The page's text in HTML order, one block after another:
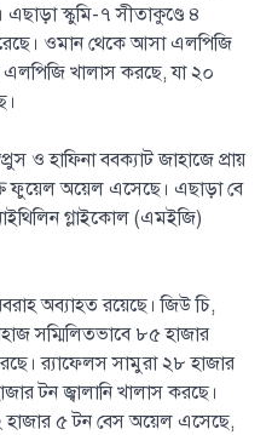
স্কুমি-৭ সীতাকুণ্ডে ৪
ওমান থেকে আসা এলপিজি
খালাস করছে, যা ২০
ও হাফিনা ববক্যাট জাহাজে প্রায়
ফুয়েল অয়েল এসেছে। এছাড়া বে
গ্লাইকোল (এমইজি)
অব্যাহত রয়েছে। জিউ চি,
সম্মিলিতভাবে ৮৫ হাজার
র‍্যাফেলস সামুরা ২৮ হাজার
টন জ্বালানি খালাস করছে।
হাজার ৫ টন বেস অয়েল এসেছে,